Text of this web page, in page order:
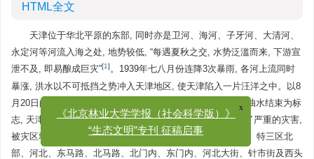
HTML全文
天津位于华北平原的东部, 同时亦是卫河、海河、子牙河、大清河、
永定河等河流入海之处, 地势较低, “每遇夏秋之交, 水势泛滥而来, 下游宣
泄不及, 即易酿成巨灾”[1]。1939年七八月份连降3次暴雨, 各河上流同时
暴涨, 洪水以不可抵挡之势冲入天津地区, 使天津陷入一片汪洋之中。以8
月20日的南营门三围堤溃决, 至10月25日日租界日本桥底面抽水结束为标
志, 天津市被淹长达两月之久。突如其来的洪水给天津带来了严重的灾害,
被灾区域“几占天津全市十分之八, 现除河东特二区、义租界、特三区北
部、河北、东马路、北马路、北门内、东门内、河北大街、针市街及西头
《北京林业大学学报（社会科学版）》
“生态文明”专刊 征稿启事